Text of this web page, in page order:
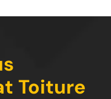
Toiture